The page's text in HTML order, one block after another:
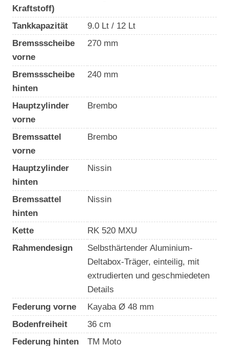
Kraftstoff)
Tankkapazität
9.0 Lt / 12 Lt
Bremssscheibe
vorne
270 mm
Bremssscheibe
hinten
240 mm
Hauptzylinder
vorne
Brembo
Bremssattel
vorne
Brembo
Hauptzylinder
hinten
Nissin
Bremssattel
hinten
Nissin
Kette
RK 520 MXU
Rahmendesign
Selbsthärtender Aluminium-
Deltabox-Träger, einteilig, mit
extrudierten und geschmiedeten
Details
Federung vorne
Kayaba Ø 48 mm
Bodenfreiheit
36 cm
Federung hinten
TM Moto